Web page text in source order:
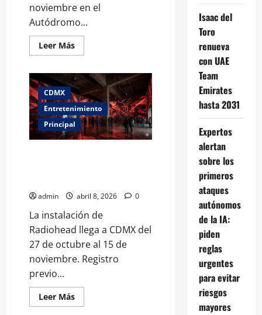
noviembre en el
Autódromo...
Leer MásLeer
más
Flow
Fest
2026
en
CDMX:
fechas,
cartel
oficial
y
CDMX
Entretenimiento
Principal
admin abril 8, 2026 0
La instalación de
Radiohead llega a CDMX del
27 de octubre al 15 de
noviembre. Registro
previo...
Leer MásLeer
más
Isaac del
Toro
renueva
con UAE
Team
Emirates
hasta 2031
Expertos
alertan
sobre los
primeros
ataques
autónomos
de la IA:
piden
reglas
urgentes
para evitar
riesgos
mayores